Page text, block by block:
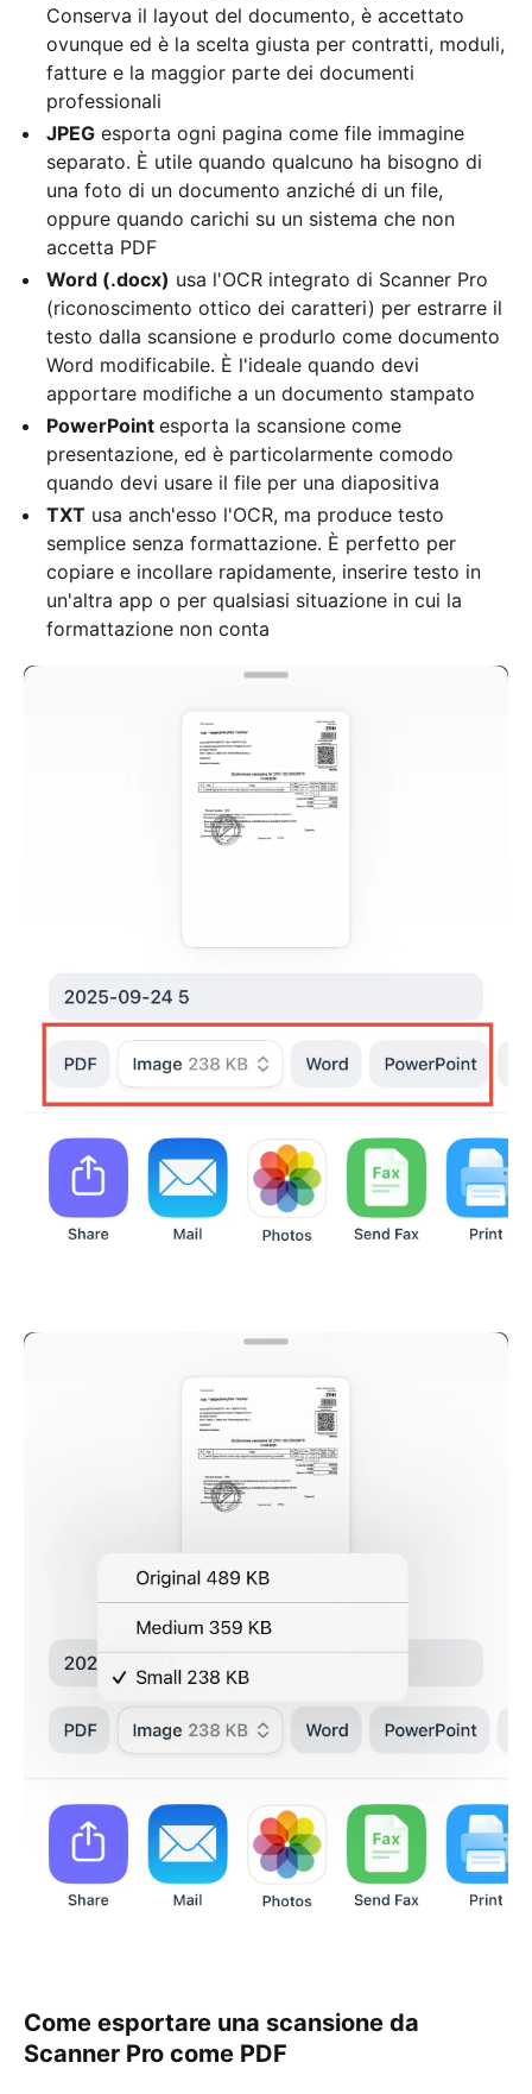
Conserva il layout del documento, è accettato
ovunque ed è la scelta giusta per contratti, moduli,
fatture e la maggior parte dei documenti
professionali
JPEG esporta ogni pagina come file immagine
separato. È utile quando qualcuno ha bisogno di
una foto di un documento anziché di un file,
oppure quando carichi su un sistema che non
accetta PDF
Word (.docx) usa l'OCR integrato di Scanner Pro
(riconoscimento ottico dei caratteri) per estrarre il
testo dalla scansione e produrlo come documento
Word modificabile. È l'ideale quando devi
apportare modifiche a un documento stampato
PowerPoint esporta la scansione come
presentazione, ed è particolarmente comodo
quando devi usare il file per una diapositiva
TXT usa anch'esso l'OCR, ma produce testo
semplice senza formattazione. È perfetto per
copiare e incollare rapidamente, inserire testo in
un'altra app o per qualsiasi situazione in cui la
formattazione non conta
Come esportare una scansione da
Scanner Pro come PDF